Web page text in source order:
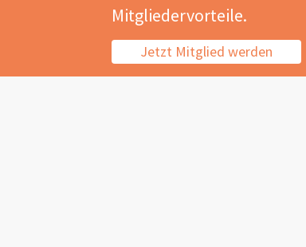
Mitgliedervorteile.
Jetzt Mitglied werden